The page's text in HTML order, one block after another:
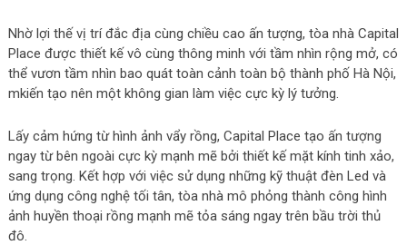
Nhờ lợi thế vị trí đắc địa cùng chiều cao ấn tượng, tòa nhà Capital
Place được thiết kế vô cùng thông minh với tầm nhìn rộng mở, có
thể vươn tầm nhìn bao quát toàn cảnh toàn bộ thành phố Hà Nội,
mkiến tạo nên một không gian làm việc cực kỳ lý tưởng.
Lấy cảm hứng từ hình ảnh vẩy rồng, Capital Place tạo ấn tượng
ngay từ bên ngoài cực kỳ mạnh mẽ bởi thiết kế mặt kính tinh xảo,
sang trọng. Kết hợp với việc sử dụng những kỹ thuật đèn Led và
ứng dụng công nghệ tối tân, tòa nhà mô phỏng thành công hình
ảnh huyền thoại rồng mạnh mẽ tỏa sáng ngay trên bầu trời thủ
đô.